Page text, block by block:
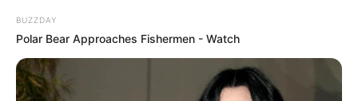
Alle Kinderausflugsziele für Konstanz, Meersburg u
nd Uhldingen-Mühlhofen.
Puzzle
BUZZDAY
Polar Bear Approaches Fishermen - Watch